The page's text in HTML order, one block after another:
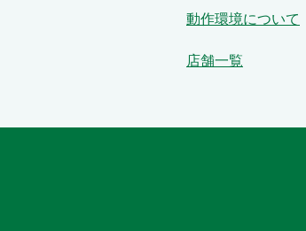
動作環境について
店舗一覧